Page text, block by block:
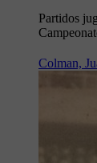
Partidos
Colman,